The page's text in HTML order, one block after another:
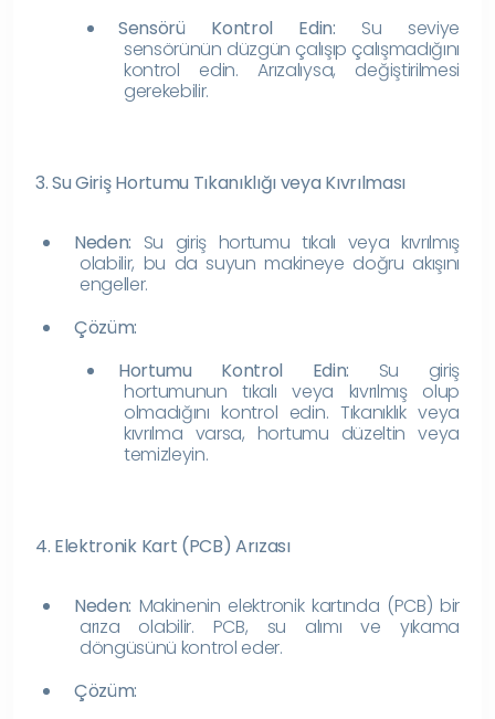
Sensörü Kontrol Edin: Su seviye
sensörünün düzgün çalışıp çalışmadığını
kontrol edin. Arızalıysa, değiştirilmesi
gerekebilir.
3. Su Giriş Hortumu Tıkanıklığı veya Kıvrılması
Neden: Su giriş hortumu tıkalı veya kıvrılmış
olabilir, bu da suyun makineye doğru akışını
engeller.
Çözüm:
Hortumu Kontrol Edin: Su giriş
hortumunun tıkalı veya kıvrılmış olup
olmadığını kontrol edin. Tıkanıklık veya
kıvrılma varsa, hortumu düzeltin veya
temizleyin.
4. Elektronik Kart (PCB) Arızası
Neden: Makinenin elektronik kartında (PCB) bir
arıza olabilir. PCB, su alımı ve yıkama
döngüsünü kontrol eder.
Çözüm: